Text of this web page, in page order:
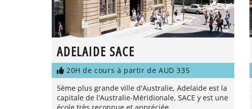
ADELAIDE SACE
20H de cours à partir de AUD 335
5ème plus grande ville d'Australie, Adelaïde est la
capitale de l'Australie-Méridionale, SACE y est une
école très reconnue et appréciée...